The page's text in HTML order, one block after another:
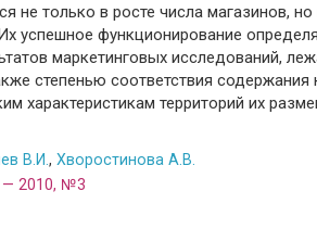
не только в росте числа магазинов,
успешное функционирование
маркетинговых исследований,
степенью соответствия содержания
характеристикам территорий их
В.И. , Хворостинова А.В.
2010, №3